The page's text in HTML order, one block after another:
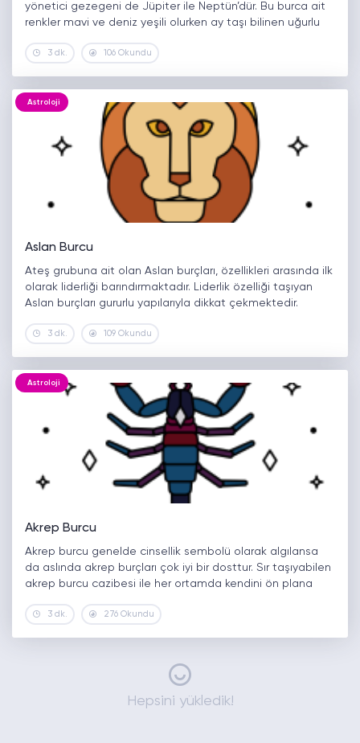
yönetici gezegeni de Jüpiter ile Neptün’dür. Bu burca ait
renkler mavi ve deniz yeşili olurken ay taşı bilinen uğurlu
3 dk. 106 Okundu
Astroloji
Aslan Burcu
Ateş grubuna ait olan Aslan burçları, özellikleri arasında ilk
olarak liderliği barındırmaktadır. Liderlik özelliği taşıyan
Aslan burçları gururlu yapılarıyla dikkat çekmektedir.
burç, kendine güveni yüksek…
3 dk. 109 Okundu
Astroloji
Akrep Burcu
Akrep burcu genelde cinsellik sembolü olarak algılansa
da aslında akrep burçları çok iyi bir dosttur. Sır taşıyabilen
akrep burcu cazibesi ile her ortamda kendini ön plana
sezgilere…
3 dk. 276 Okundu
Hepsini yükledik!